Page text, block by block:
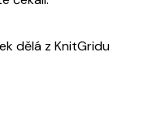
dělá z KnitGridu